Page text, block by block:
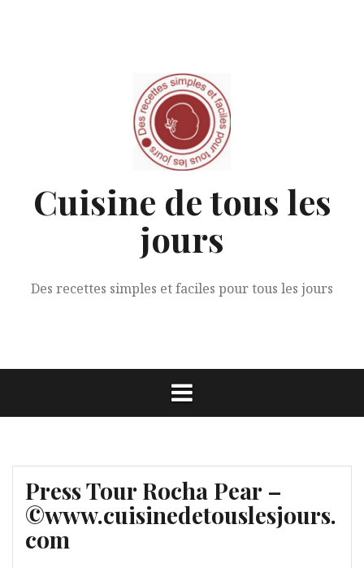
Cuisine de tous les
jours
Des recettes simples et faciles pour tous les jours
Press Tour Rocha Pear –
©www.cuisinedetouslesjours.
com